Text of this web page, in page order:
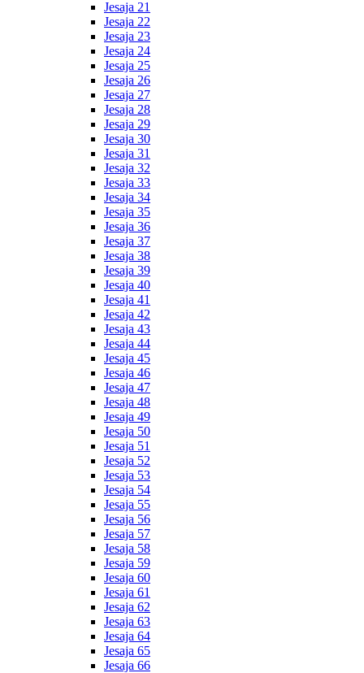
Jesaja 21
Jesaja 22
Jesaja 23
Jesaja 24
Jesaja 25
Jesaja 26
Jesaja 27
Jesaja 28
Jesaja 29
Jesaja 30
Jesaja 31
Jesaja 32
Jesaja 33
Jesaja 34
Jesaja 35
Jesaja 36
Jesaja 37
Jesaja 38
Jesaja 39
Jesaja 40
Jesaja 41
Jesaja 42
Jesaja 43
Jesaja 44
Jesaja 45
Jesaja 46
Jesaja 47
Jesaja 48
Jesaja 49
Jesaja 50
Jesaja 51
Jesaja 52
Jesaja 53
Jesaja 54
Jesaja 55
Jesaja 56
Jesaja 57
Jesaja 58
Jesaja 59
Jesaja 60
Jesaja 61
Jesaja 62
Jesaja 63
Jesaja 64
Jesaja 65
Jesaja 66